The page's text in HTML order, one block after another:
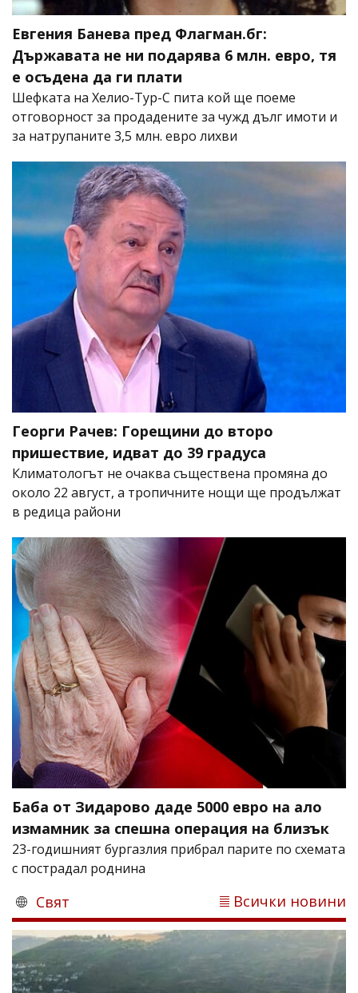
Евгения Банева пред Флагман.бг:
Държавата не ни подарява 6 млн. евро, тя
е осъдена да ги плати
Шефката на Хелио-Тур-С пита кой ще поеме
отговорност за продадените за чужд дълг имоти и
за натрупаните 3,5 млн. евро лихви
Георги Рачев: Горещини до второ
пришествие, идват до 39 градуса
Климатологът не очаква съществена промяна до
около 22 август, а тропичните нощи ще продължат
в редица райони
Баба от Зидарово даде 5000 евро на ало
измамник за спешна операция на близък
23-годишният бургазлия прибрал парите по схемата
с пострадал роднина
Свят Всички новини